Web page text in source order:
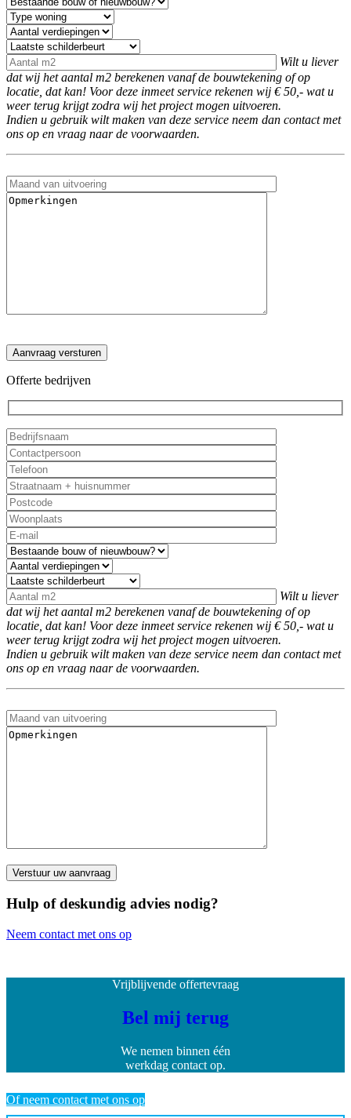
Wilt u liever
dat wij het aantal m2 berekenen vanaf de bouwtekening of op
locatie, dat kan! Voor deze inmeet service rekenen wij € 50,- wat u
weer terug krijgt zodra wij het project mogen uitvoeren.
Indien u gebruik wilt maken van deze service neem dan contact met
ons op en vraag naar de voorwaarden.
Offerte bedrijven
Wilt u liever
dat wij het aantal m2 berekenen vanaf de bouwtekening of op
locatie, dat kan! Voor deze inmeet service rekenen wij € 50,- wat u
weer terug krijgt zodra wij het project mogen uitvoeren.
Indien u gebruik wilt maken van deze service neem dan contact met
ons op en vraag naar de voorwaarden.
Hulp of deskundig advies nodig?
Neem contact met ons op
Vrijblijvende offertevraag
Bel mij terug
We nemen binnen één
werkdag contact op.
Of neem contact met ons op